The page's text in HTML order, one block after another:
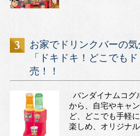
お家でドリンクバーの
「ドキドキ！どこでも
売！！
バンダイナムコグ
から、自宅やキャ
ど、どこでも手軽
楽しめ、オリジナ